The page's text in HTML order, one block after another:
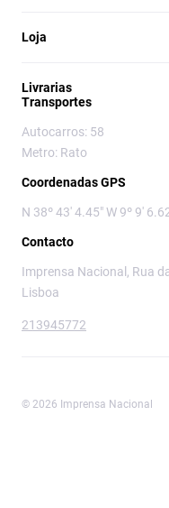
Loja
Livrarias
Transportes
Autocarros: 58
Metro: Rato
Coordenadas GPS
N 38º 43' 4.45" W 9º 9'
Contacto
Imprensa Nacional, Rua
Lisboa
213945772
© 2026 Imprensa Nacional